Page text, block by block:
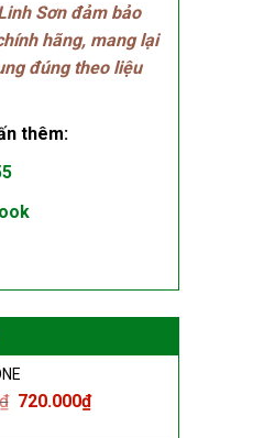
Sơn đảm bảo
hãng, mang lại
đúng theo liệu
thêm:
720.000₫